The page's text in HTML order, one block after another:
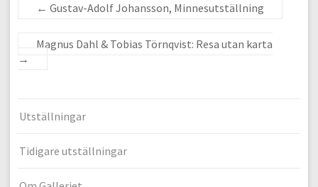
← Gustav-Adolf Johansson, Minnesutställning
Magnus Dahl & Tobias Törnqvist: Resa utan karta
→
Utställningar
Tidigare utställningar